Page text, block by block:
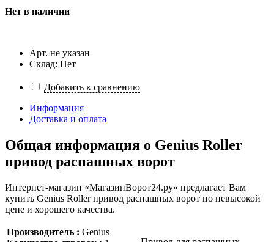
Нет в наличии
Арт. не указан
Склад: Нет
Добавить к сравнению
Информация
Доставка и оплата
Общая информация о Genius Roller
привод распашных ворот
Интернет-магазин «МагазинВорот24.ру» предлагает Вам
купить Genius Roller привод распашных ворот по невысокой
цене и хорошего качества.
Производитель : Genius